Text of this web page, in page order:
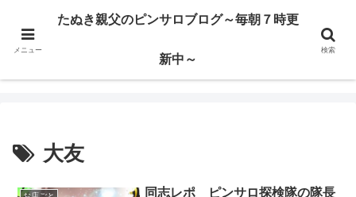
ハードサービス嬢を求めて3000回ピンサロで遊んだ親父
たぬき親父のピンサロブログ～毎朝７時更新中～
大友
同志レポ ピンサロ探検隊の隊長
メニュー
たぬき親父のピンサロブログ～毎朝７時更
新中～
検索